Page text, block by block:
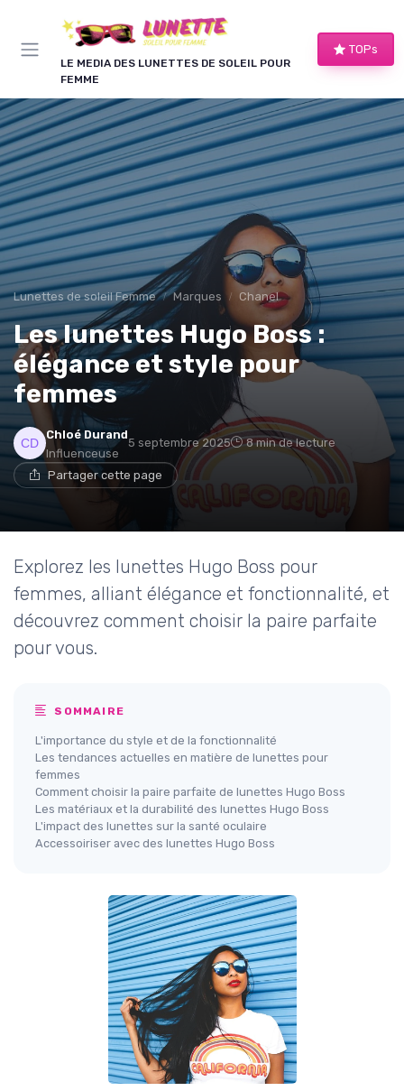
LE MEDIA DES LUNETTES DE SOLEIL POUR
FEMME
TOPs
Lunettes de soleil Femme Marques Chanel
Les lunettes Hugo Boss :
élégance et style pour
femmes
Chloé Durand
Influenceuse
5 septembre 2025 8 min de lecture
Partager cette page
Explorez les lunettes Hugo Boss pour
femmes, alliant élégance et fonctionnalité, et
découvrez comment choisir la paire parfaite
pour vous.
SOMMAIRE
L'importance du style et de la fonctionnalité
Les tendances actuelles en matière de lunettes pour
femmes
Comment choisir la paire parfaite de lunettes Hugo Boss
Les matériaux et la durabilité des lunettes Hugo Boss
L'impact des lunettes sur la santé oculaire
Accessoiriser avec des lunettes Hugo Boss